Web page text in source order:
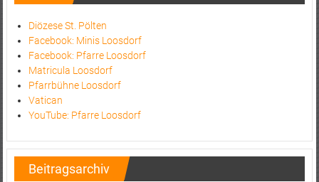
Diözese St. Pölten
Facebook: Minis Loosdorf
Facebook: Pfarre Loosdorf
Matricula Loosdorf
Pfarrbühne Loosdorf
Vatican
YouTube: Pfarre Loosdorf
Beitragsarchiv